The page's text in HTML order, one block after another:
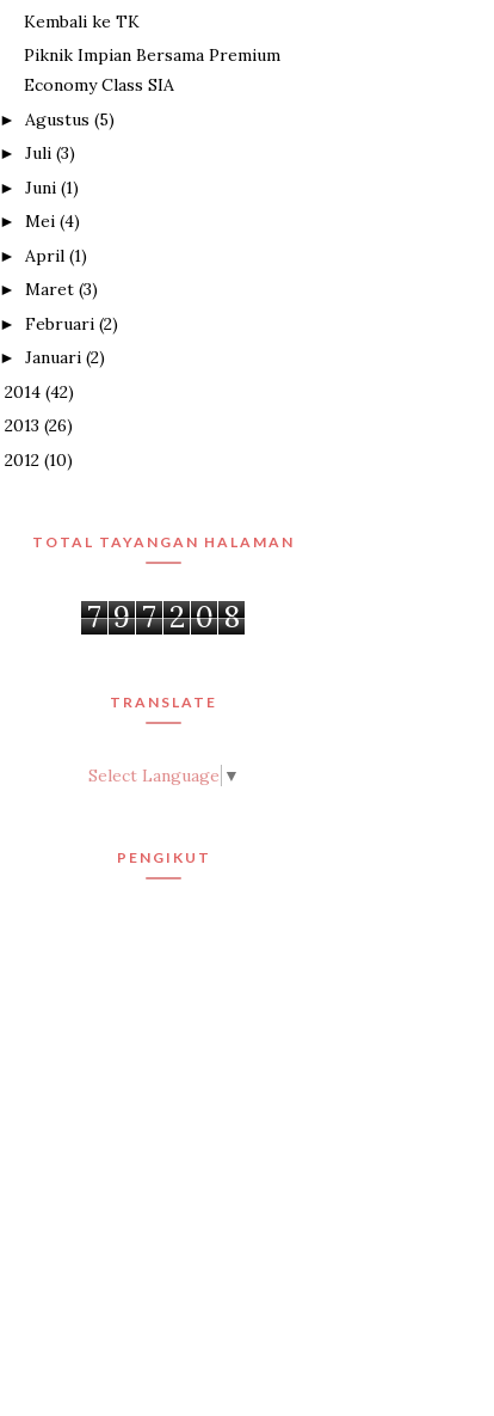
Kembali ke TK
Piknik Impian Bersama Premium
Economy Class SIA
► Agustus (5)
► Juli (3)
► Juni (1)
► Mei (4)
► April (1)
► Maret (3)
► Februari (2)
► Januari (2)
2014 (42)
2013 (26)
2012 (10)
TOTAL TAYANGAN HALAMAN
7 9 7 2 0 8
TRANSLATE
Select Language ▼
PENGIKUT